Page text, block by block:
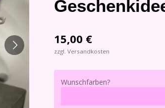
15,00 €
zzgl. Versandkosten
Wunschfarben?